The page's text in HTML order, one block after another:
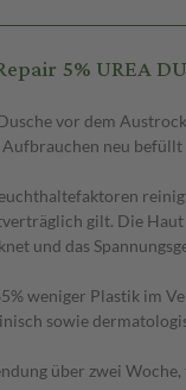
5% UREA
vor dem
neu befüllt
gilt. Die
und das
Plastik im
sowie
über zwei